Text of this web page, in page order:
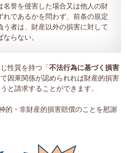
名誉を侵害した場合又は他人の財
れであるかを問わず、前条の規定
う者は、財産以外の損害に対して
らない。
性質を持つ「不法行為に基づく損害
因果関係が認められれば財産的損害
と請求することができます。
的・非財産的損害賠償のことを慰謝